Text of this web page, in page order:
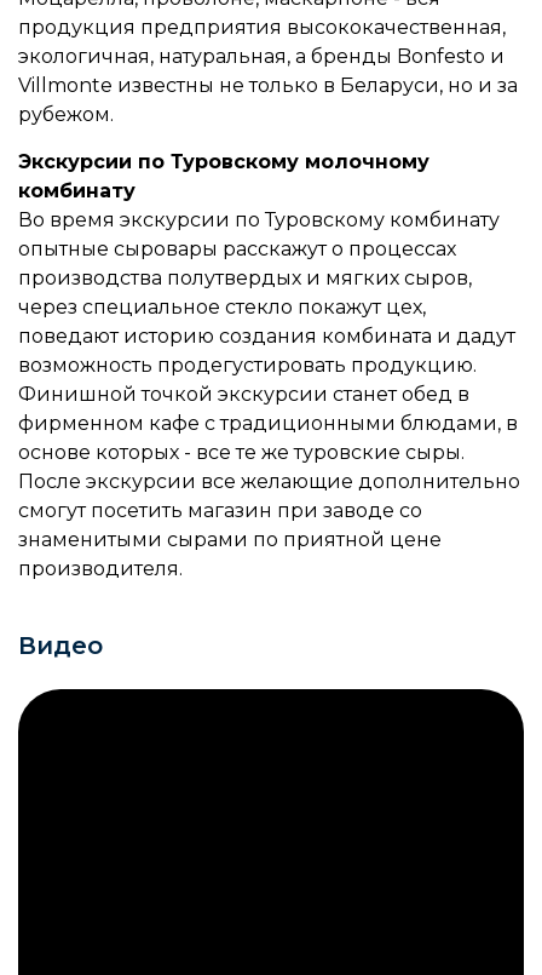
продукция предприятия высококачественная,
экологичная, натуральная, а бренды Bonfesto и
Villmonte известны не только в Беларуси, но и за
рубежом.
Экскурсии по Туровскому молочному
комбинату
Во время экскурсии по Туровскому комбинату
опытные сыровары расскажут о процессах
производства полутвердых и мягких сыров,
через специальное стекло покажут цех,
поведают историю создания комбината и дадут
возможность продегустировать продукцию.
Финишной точкой экскурсии станет обед в
фирменном кафе с традиционными блюдами, в
основе которых - все те же туровские сыры.
После экскурсии все желающие дополнительно
смогут посетить магазин при заводе со
знаменитыми сырами по приятной цене
производителя.
Видео